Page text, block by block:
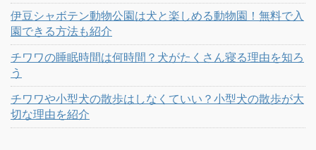
伊豆シャボテン動物公園は犬と楽しめる動物園！無料で入
園できる方法も紹介
チワワの睡眠時間は何時間？犬がたくさん寝る理由を知ろ
う
チワワや小型犬の散歩はしなくていい？小型犬の散歩が大
切な理由を紹介